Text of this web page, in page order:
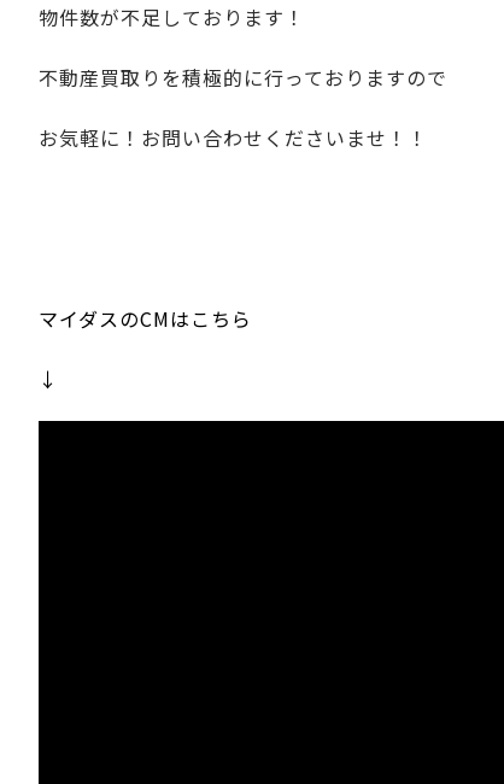
物件数が不足しております！
不動産買取りを積極的に行っておりますので
お気軽に！お問い合わせくださいませ！！
マイダスのCMはこちら
↓